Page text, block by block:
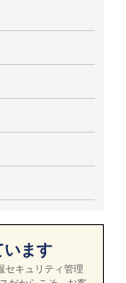
います
セキュリティ管理